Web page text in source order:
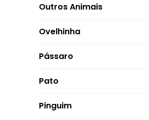
Outros Animais
Ovelhinha
Pássaro
Pato
Pinguim